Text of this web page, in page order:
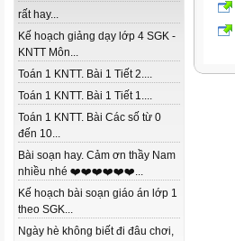
rất hay...
Kế hoạch giảng dạy lớp 4 SGK -
KNTT Môn...
Toán 1 KNTT. Bài 1 Tiết 2....
Toán 1 KNTT. Bài 1 Tiết 1....
Toán 1 KNTT. Bài Các số từ 0
đến 10...
Bài soạn hay. Cảm ơn thầy Nam
nhiều nhé ❤️❤️❤️❤️❤️❤️...
Kế hoạch bài soạn giáo án lớp 1
theo SGK...
Ngày hè không biết đi đâu chơi,